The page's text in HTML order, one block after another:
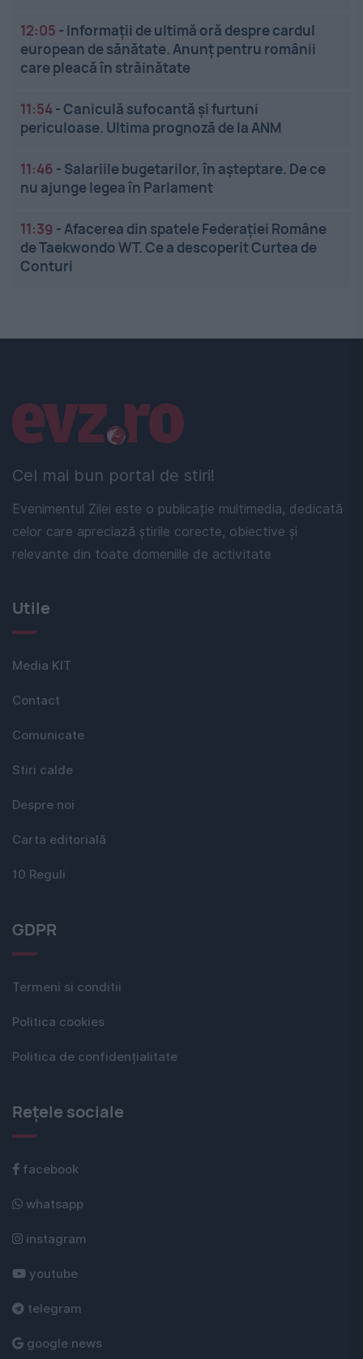
12:05 - Informații de ultimă oră despre cardul
european de sănătate. Anunț pentru românii
care pleacă în străinătate
11:54-Caniculă sufocantă și furtuni
periculoase. Ultima prognoză de la ANM
11:46 - Salariile bugetarilor, în așteptare. De ce
nu ajunge legea în Parlament
11:39 -Afacerea din spatele Federației Române
de Taekwondo WT. Ce a descoperit Curtea de
Conturi
Cel mai bun portal de stiri!
Evenimentul Zilei este o publicație multimedia, dedicată
celor care apreciază știrile corecte, obiective și
relevante din toate domeniile de activitate
Linkuri utile
Utile
Media KIT
Contact
Comunicate
Stiri calde
Despre noi
Carta editorială
10 Reguli
GDPR
Termeni si conditii
Politica cookies
Politica de confidențialitate
Rețele sociale
facebook
whatsapp
instagram
youtube
telegram
google news